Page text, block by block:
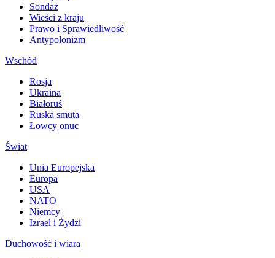
Sondaż
Wieści z kraju
Prawo i Sprawiedliwość
Antypolonizm
Wschód
Rosja
Ukraina
Białoruś
Ruska smuta
Łowcy onuc
Świat
Unia Europejska
Europa
USA
NATO
Niemcy
Izrael i Żydzi
Duchowość i wiara